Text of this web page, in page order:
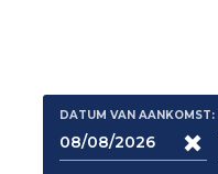
DATUM VAN AANKOMST: